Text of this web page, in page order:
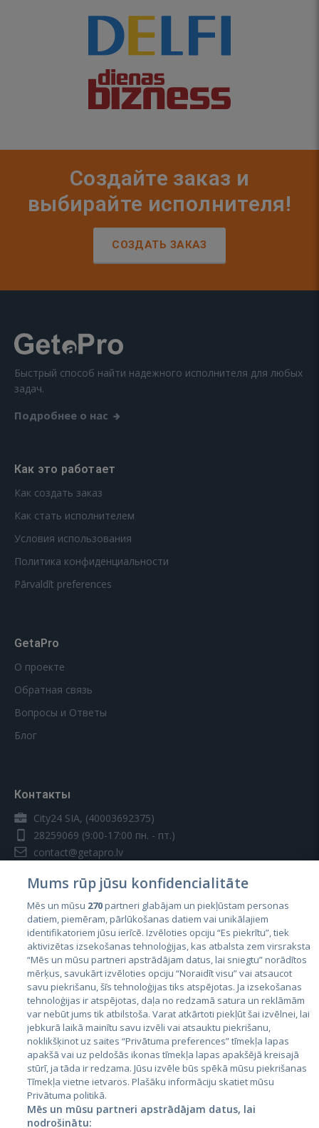
Создайте заказ и
выбирайте исполнителя!
СОЗДАТЬ ЗАКАЗ
Быстрый способ найти надежного исполнителя для любых
задач.
Подробнее о нас
Как это работает
Как создать заказ
Как стать исполнителем
Условия использования
Политика конфиденциальности
Pārvaldīt preferences
GetaPro
О проекте
Обратная связь
Вопросы и Ответы
Блог
Контакты
City24 SIA, (40003692375)
28259069 (9:00-17:00 пн. - пт.)
contact@getapro.lv
Страны
Эстония
Латвия
Литва
Mums rūp jūsu konfidencialitāte
Mēs un mūsu 270partneri glabājam un piekļūstam personas
datiem, piemēram, pārlūkošanas datiem vai unikālajiem
identifikatoriem jūsu ierīcē. Izvēloties opciju “Es piekrītu”, tiek
aktivizētas izsekošanas tehnoloģijas, kas atbalsta zem virsraksta
“Mēs un mūsu partneri apstrādājam datus, lai sniegtu” norādītos
mērķus, savukārt izvēloties opciju “Noraidīt visu” vai atsaucot
savu piekrišanu, šīs tehnoloģijas tiks atspējotas. Ja izsekošanas
tehnoloģijas ir atspējotas, daļa no redzamā satura un reklāmām
var nebūt jums tik atbilstoša. Varat atkārtoti piekļūt šai izvēlnei, lai
jebkurā laikā mainītu savu izvēli vai atsauktu piekrišanu,
noklikšķinot uz saites “Privātuma preferences” tīmekļa lapas
apakšā vai uz peldošās ikonas tīmekļa lapas apakšējā kreisajā
stūrī, ja tāda ir redzama. Jūsu izvēle būs spēkā mūsu piekrišanas
Tīmekļa vietne ietvaros. Plašāku informāciju skatiet mūsu
Privātuma politikā.
Mēs un mūsu partneri apstrādājam datus, lai
nodrošinātu: